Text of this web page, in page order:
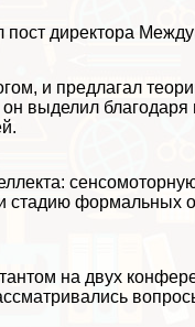
директора
и предлагал
выделил
стадию формальных
на двух